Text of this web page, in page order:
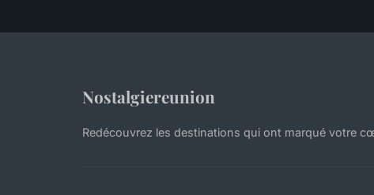
Nostalgiereunion
Redécouvrez les destinations qui ont marqué votre